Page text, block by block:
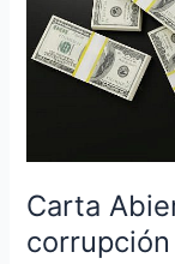
Carta
un
Perú
impunidad»